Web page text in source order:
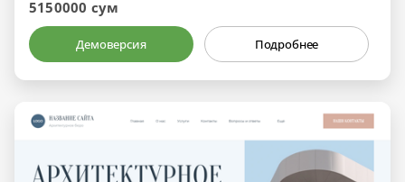
5150000 сум
Демоверсия Подробнее